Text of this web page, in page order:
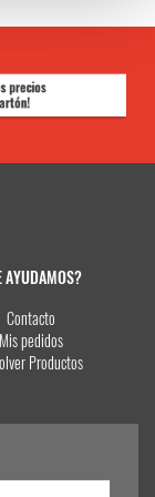
AYUDAMOS?
Contacto
Mis pedidos
Productos